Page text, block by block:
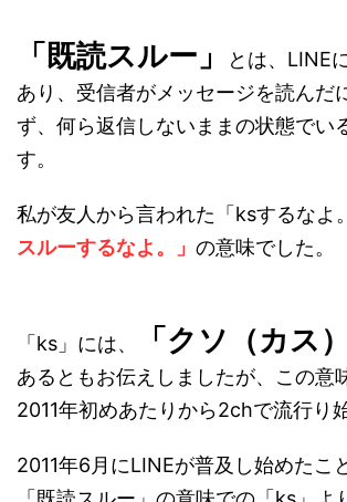
「既読スルー」
とは、LINE
あり、受信者がメッセージを読んだ
ず、何ら返信しないままの状態でい
す。
私が友人から言われた「ksするなよ
スルーするなよ。」 の意味でした。
「ks」には、 「クソ（カス）
あるともお伝えしましたが、この意
2011年初めあたりから2chで流行り
2011年6月にLINEが普及し始めたこ